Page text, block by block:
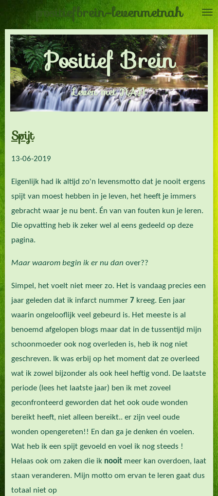
direct
naar
de
hoofdinhoud
positiefbrein-levenmetnah
Positief Brein
Leven met NAH
Spijt
13-06-2019
Eigenlijk had ik altijd zo'n levensmotto dat je nooit ergens
spijt van moest hebben in je leven, het heeft je immers
gebracht waar je nu bent. Én van van fouten kun je leren.
Die opvatting heb ik zeker wel al eens gedeeld op deze
pagina.
Maar waarom begin ik er nu dan over??
Simpel, het voelt niet meer zo. Het is vandaag precies een
jaar geleden dat ik infarct nummer 7 kreeg. Een jaar
waarin ongelooflijk veel gebeurd is. Het meeste is al
benoemd afgelopen blogs maar dat in de tussentijd mijn
schoonmoeder ook nog overleden is, heb ik nog niet
geschreven. Ik was erbij op het moment dat ze overleed
wat ik zowel bijzonder als ook heel heftig vond. De laatste
periode (lees het laatste jaar) ben ik met zoveel
geconfronteerd geworden dat het ook oude wonden
bereikt heeft, niet alleen bereikt.. er zijn veel oude
wonden opengereten!! En dan ga je denken én voelen.
Wat heb ik een spijt gevoeld en voel ik nog steeds !
Helaas ook om zaken die ik nooit meer kan overdoen, laat
staan veranderen. Mijn motto om ervan te leren gaat dus
totaal niet op